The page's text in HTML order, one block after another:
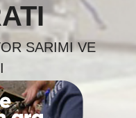
SARIMI VE